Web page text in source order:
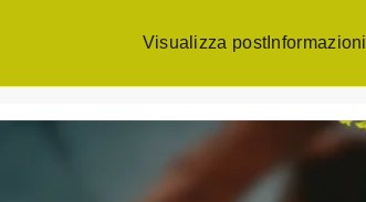
Visualizza postInformazioni